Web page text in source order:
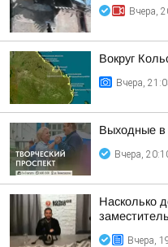
Вчера,
Вокруг
Вчера,
Выходные в
Вчера,
Насколько
Вчера,